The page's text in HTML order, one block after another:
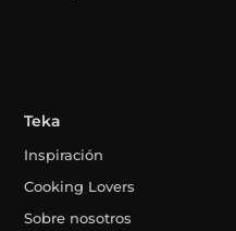
Teka
Inspiración
Cooking Lovers
Sobre nosotros